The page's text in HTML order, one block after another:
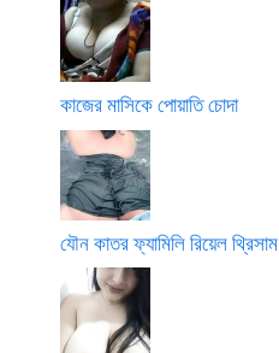
কাজের মাসিকে পোয়াতি চোদা
যৌন কাতর ফ্যামিলি রিয়েল থ্রিসাম